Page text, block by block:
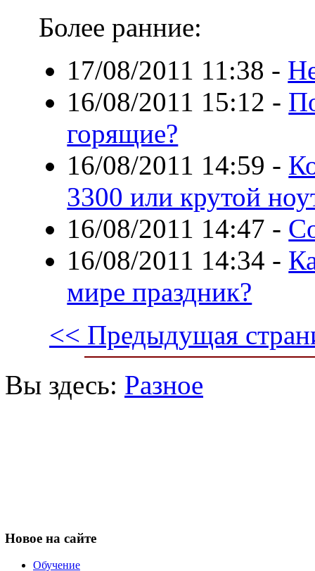
Более ранние:
17/08/2011 11:38 -
16/08/2011 15:12 -
горящие?
16/08/2011 14:59 -
3300 или крутой
16/08/2011 14:47 -
16/08/2011 14:34 -
мире праздник?
<< Предыдущая
Вы здесь: Разное
Новое на сайте
Обучение